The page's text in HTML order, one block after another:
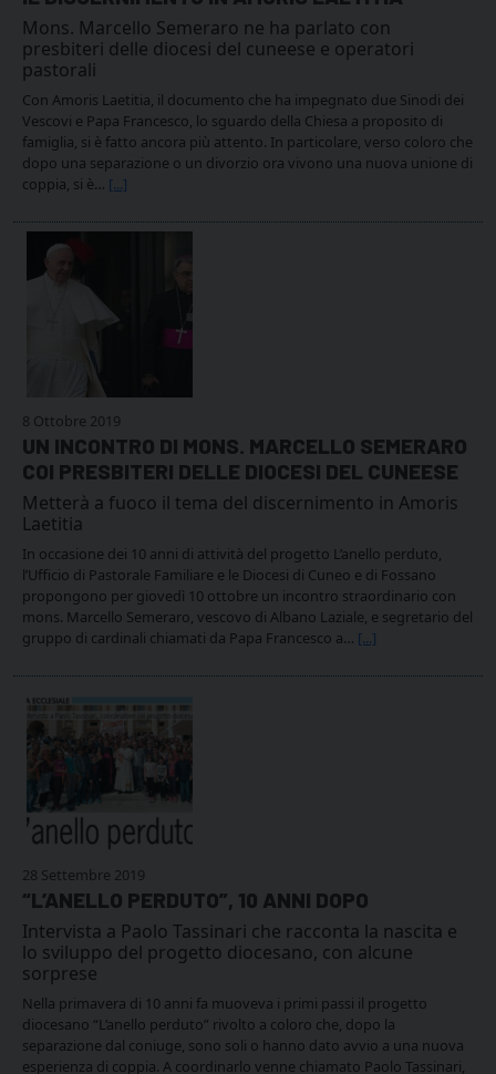
Mons. Marcello Semeraro ne ha parlato con
presbiteri delle diocesi del cuneese e operatori
pastorali
Con Amoris Laetitia, il documento che ha impegnato due Sinodi dei
Vescovi e Papa Francesco, lo sguardo della Chiesa a proposito di
famiglia, si è fatto ancora più attento. In particolare, verso coloro che
dopo una separazione o un divorzio ora vivono una nuova unione di
coppia, si è… [...]
8 Ottobre 2019
UN INCONTRO DI MONS. MARCELLO SEMERARO
COI PRESBITERI DELLE DIOCESI DEL CUNEESE
Metterà a fuoco il tema del discernimento in Amoris
Laetitia
In occasione dei 10 anni di attività del progetto L’anello perduto,
l’Ufficio di Pastorale Familiare e le Diocesi di Cuneo e di Fossano
propongono per giovedì 10 ottobre un incontro straordinario con
mons. Marcello Semeraro, vescovo di Albano Laziale, e segretario del
gruppo di cardinali chiamati da Papa Francesco a… [...]
28 Settembre 2019
“L’ANELLO PERDUTO”, 10 ANNI DOPO
Intervista a Paolo Tassinari che racconta la nascita e
lo sviluppo del progetto diocesano, con alcune
sorprese
Nella primavera di 10 anni fa muoveva i primi passi il progetto
diocesano “L’anello perduto” rivolto a coloro che, dopo la
separazione dal coniuge, sono soli o hanno dato avvio a una nuova
esperienza di coppia. A coordinarlo venne chiamato Paolo Tassinari,